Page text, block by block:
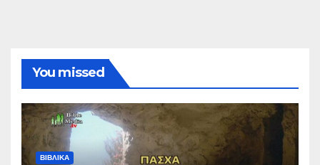
You missed
ΒΙΒΛΙΚΑ